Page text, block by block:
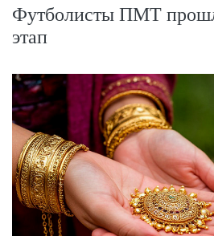
Футболисты ПМТ
этап